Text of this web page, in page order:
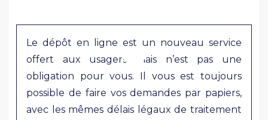
Le dépôt en ligne est un nouveau service
offert aux usagers mais n’est pas une
obligation pour vous. Il vous est toujours
possible de faire vos demandes par papiers,
avec les mêmes délais légaux de traitement